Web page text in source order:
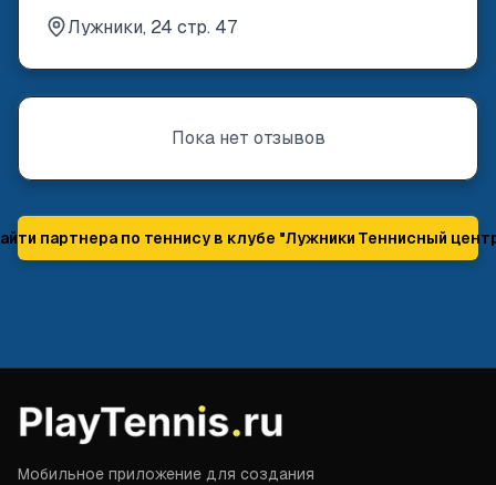
Лужники, 24 стр. 47
Пока нет отзывов
партнера по теннису в клубе "Лужники Теннисный
Мобильное приложение для создания